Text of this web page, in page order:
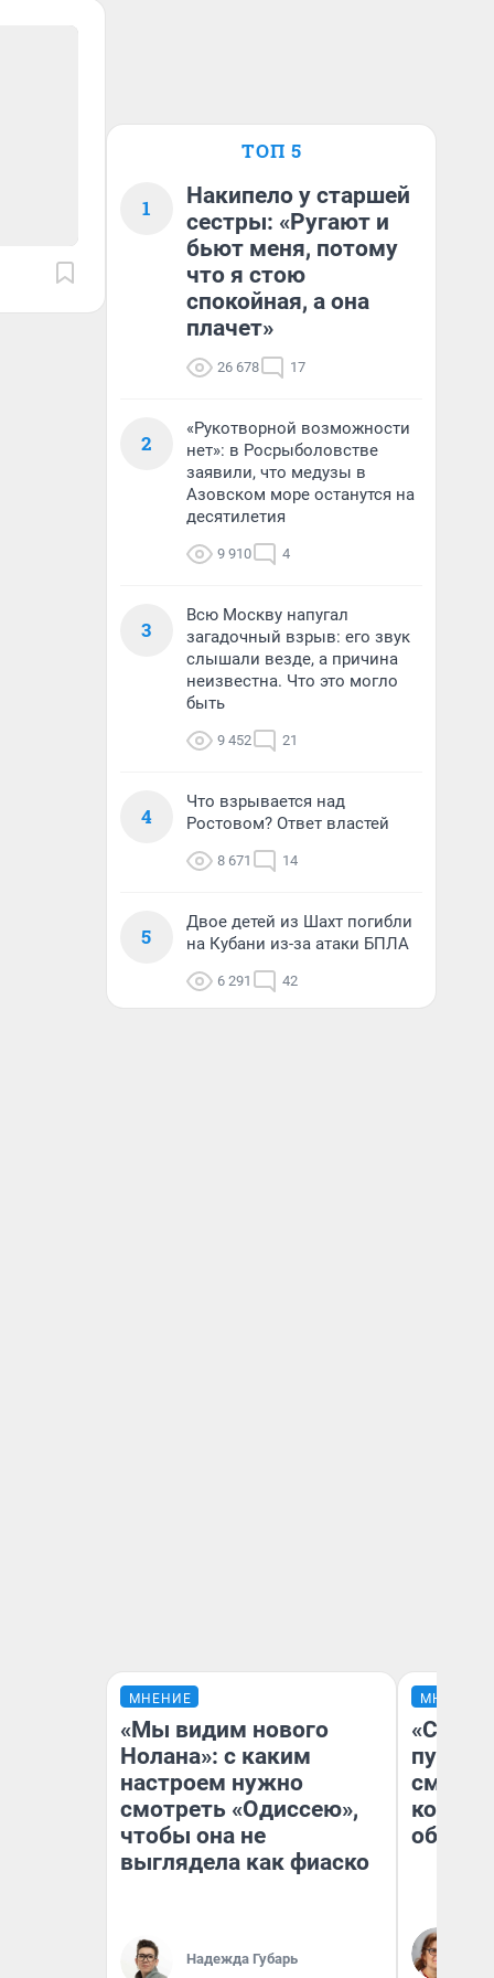
ТОП 5
1
Накипело у старшей
сестры: «Ругают и
бьют меня, потому
что я стою
спокойная, а она
плачет»
26 678 17
2
«Рукотворной возможности
нет»: в Росрыболовстве
заявили, что медузы в
Азовском море останутся на
десятилетия
9 910 4
3
Всю Москву напугал
загадочный взрыв: его звук
слышали везде, а причина
неизвестна. Что это могло
быть
9 452 21
4
Что взрывается над
Ростовом? Ответ властей
8 671 14
5
Двое детей из Шахт погибли
на Кубани из-за атаки БПЛА
6 291 42
МНЕНИЕ
«Мы видим нового
Нолана»: с каким
настроем нужно
смотреть «Одиссею»,
чтобы она не
выглядела как фиаско
Надежда Губарь
МНЕНИЕ